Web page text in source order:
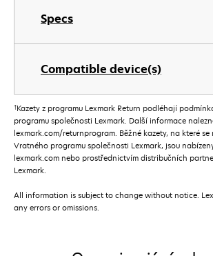
Specs
Compatible device(s)
†Kazety z programu Lexmark Return podléhají
programu společnosti Lexmark. Další informace
lexmark.com/returnprogram. Běžné kazety, na které
Vratného programu společnosti Lexmark, jsou
lexmark.com nebo prostřednictvím distribučních
Lexmark.
All information is subject to change without notice.
any errors or omissions.